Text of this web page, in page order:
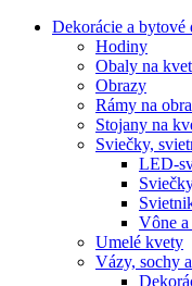
Dekorácie a bytové
Hodiny
Obaly na
Obrazy
Rámy na
Stojany na
Sviečky,
LED-
Vône a
Umelé kvety
Vázy, sochy